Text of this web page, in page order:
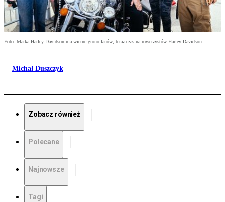
Foto: Marka Harley Davidson ma wierne grono fanów, teraz czas na rowerzystów Harley Davidson
Michał Duszczyk
Zobacz również
Polecane
Najnowsze
Tagi